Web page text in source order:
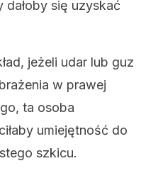
się uzyskać
jeżeli udar lub guz
w prawej
ta osoba
umiejętność do
szkicu.